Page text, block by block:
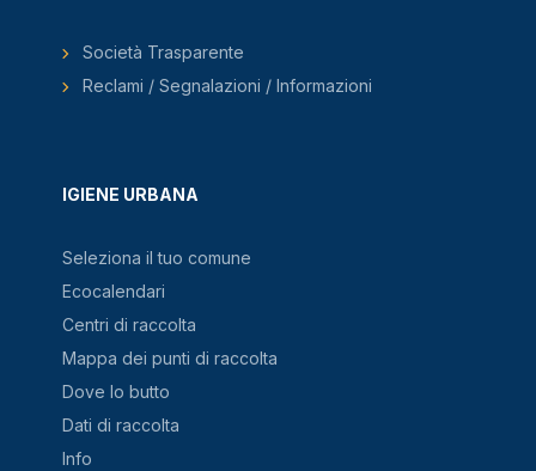
IGIENE URBANA
Seleziona il tuo comune
Ecocalendari
Centri di raccolta
Mappa dei punti di raccolta
Dove lo butto
Dati di raccolta
Info
Società Trasparente
Reclami / Segnalazioni / Informazioni